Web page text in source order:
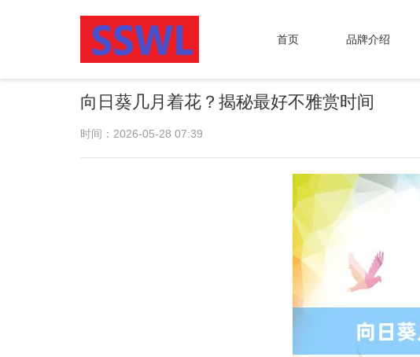
首页 品牌介绍
向日葵几月着花？揭秘最好不雅赏时间
时间：2026-05-28 07:39